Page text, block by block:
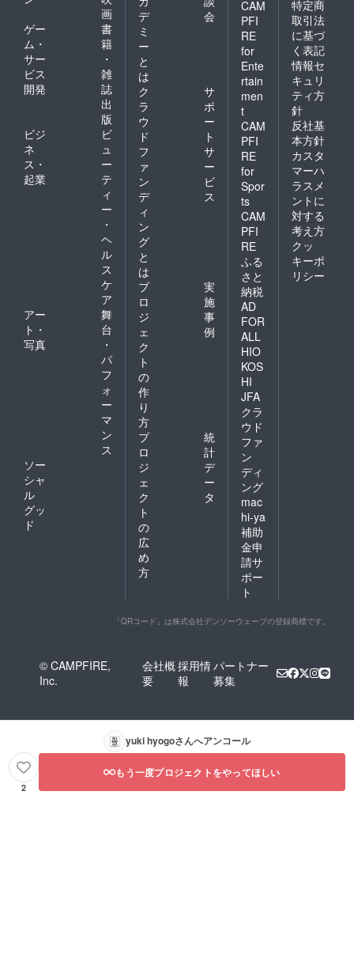
画
ゲー
ム・
サー
ビス
開発
書
籍
・
雑
誌
出
版
ビジ
ネ
ス・
起業
ビ
ュ
ー
テ
ィ
ー
・
ヘ
ル
ス
ケ
ア
アー
ト・
写真
舞
台
・
パ
フ
ォ
ー
マ
ン
ス
ソー
シャ
ル
グッ
ド
デ
ミ
ー
と
は
会
ク
ラ
ウ
ド
フ
ァ
ン
デ
ィ
ン
グ
と
は
サ
ポ
ー
ト
サ
ー
ビ
ス
プ
ロ
ジ
ェ
ク
ト
の
作
り
方
実
施
事
例
プ
ロ
ジ
ェ
ク
ト
の
広
め
方
統
計
デ
ー
タ
CAM
PFI
RE
for
Ente
rtain
men
t
CAM
PFI
RE
for
Spor
ts
CAM
PFI
RE
ふる
さと
納税
AD
FOR
ALL
HIO
KOS
HI
JFA
クラ
ウド
ファ
ン
ディ
ング
mac
hi-ya
補助
金申
請サ
ポー
ト
特定商
取引法
に基づ
く表記
情報セ
キュリ
ティ方
針
反社基
本方針
カスタ
マーハ
ラスメ
ントに
対する
考え方
クッ
キーポ
リシー
「QRコード」は株式会社デンソーウェーブの登録商標です。
© CAMPFIRE,
Inc.
会社概
要
採用情
報
パートナー
募集
yuki hyogoさんへアンコール
2
もう一度プロジェクトをやってほしい